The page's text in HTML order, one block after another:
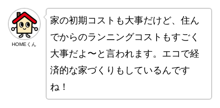
HOMEくん
家の初期コストも大事だけど、住ん
でからのランニングコストもすごく
大事だよ〜と言われます。エコで経
済的な家づくりもしているんです
ね！